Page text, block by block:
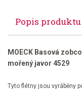
Popis produktu
MOECK Basová
mořený javor 4529
Tyto flétny jsou vyráběny